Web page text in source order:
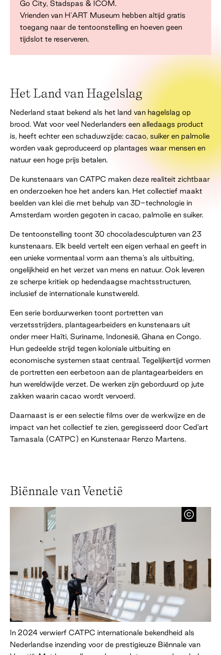
Go City, Stadspas & ICOM.
Vrienden van H'ART Museum hebben altijd gratis
toegang naar de tentoonstelling en hoeven geen
tijdslot te reserveren.
Het Land van Hagelslag
Nederland staat bekend als het land van hagelslag op
brood. Wat voor veel Nederlanders een alledaags product
is, heeft echter een schaduwzijde: cacao, suiker en palmolie
worden vaak geproduceerd op plantages waar mensen en
natuur een hoge prijs betalen.
De kunstenaars van CATPC maken deze realiteit zichtbaar
en onderzoeken hoe het anders kan. Het collectief maakt
beelden van klei die met behulp van 3D-technologie in
Amsterdam worden gegoten in cacao, palmolie en suiker.
De tentoonstelling toont 30 chocoladesculpturen van 23
kunstenaars. Elk beeld vertelt een eigen verhaal en geeft in
een unieke vormentaal vorm aan thema’s als uitbuiting,
ongelijkheid en het verzet van mens en natuur. Ook leveren
ze scherpe kritiek op hedendaagse machtsstructuren,
inclusief de internationale kunstwereld.
Een serie borduurwerken toont portretten van
verzetsstrijders, plantagearbeiders en kunstenaars uit
onder meer Haïti, Suriname, Indonesië, Ghana en Congo.
Hun gedeelde strijd tegen koloniale uitbuiting en
economische systemen staat centraal. Tegelijkertijd vormen
de portretten een eerbetoon aan de plantagearbeiders en
hun wereldwijde verzet. De werken zijn geborduurd op jute
zakken waarin cacao wordt vervoerd.
Daarnaast is er een selectie films over de werkwijze en de
impact van het collectief te zien, geregisseerd door Ced’art
Tamasala (CATPC) en Kunstenaar Renzo Martens.
Biënnale van Venetië
In 2024 verwierf CATPC internationale bekendheid als
Nederlandse inzending voor de prestigieuze Biënnale van